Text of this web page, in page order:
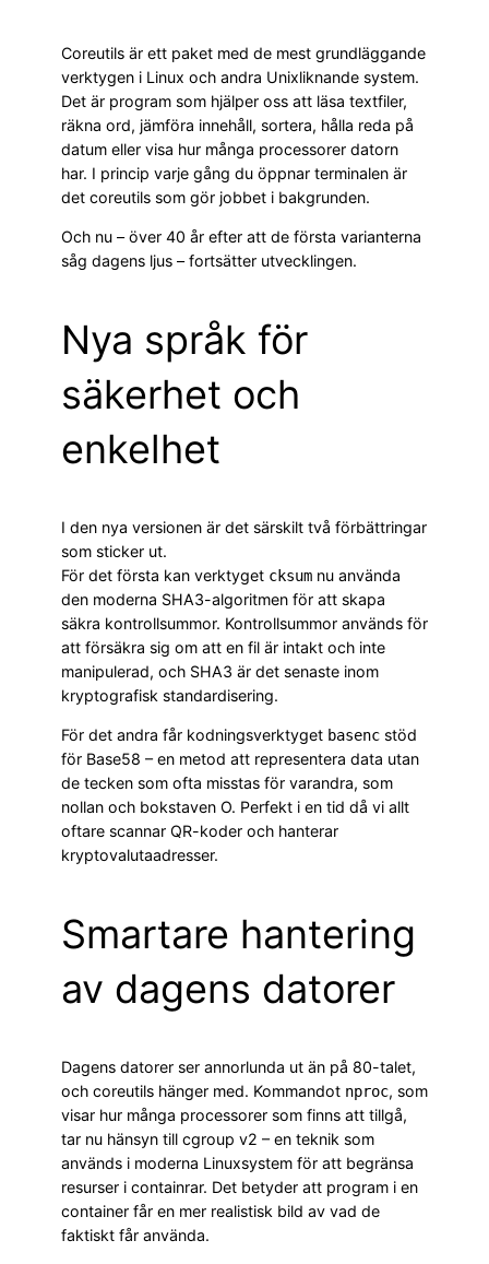
Coreutils är ett paket med de mest grundläggande
verktygen i Linux och andra Unixliknande system.
Det är program som hjälper oss att läsa textfiler,
räkna ord, jämföra innehåll, sortera, hålla reda på
datum eller visa hur många processorer datorn
har. I princip varje gång du öppnar terminalen är
det coreutils som gör jobbet i bakgrunden.
Och nu – över 40 år efter att de första varianterna
såg dagens ljus – fortsätter utvecklingen.
Nya språk för
säkerhet och
enkelhet
I den nya versionen är det särskilt två förbättringar
som sticker ut.
För det första kan verktyget cksum nu använda
den moderna SHA3-algoritmen för att skapa
säkra kontrollsummor. Kontrollsummor används för
att försäkra sig om att en fil är intakt och inte
manipulerad, och SHA3 är det senaste inom
kryptografisk standardisering.
För det andra får kodningsverktyget basenc stöd
för Base58 – en metod att representera data utan
de tecken som ofta misstas för varandra, som
nollan och bokstaven O. Perfekt i en tid då vi allt
oftare scannar QR-koder och hanterar
kryptovalutaadresser.
Smartare hantering
av dagens datorer
Dagens datorer ser annorlunda ut än på 80-talet,
och coreutils hänger med. Kommandot nproc, som
visar hur många processorer som finns att tillgå,
tar nu hänsyn till cgroup v2 – en teknik som
används i moderna Linuxsystem för att begränsa
resurser i containrar. Det betyder att program i en
container får en mer realistisk bild av vad de
faktiskt får använda.